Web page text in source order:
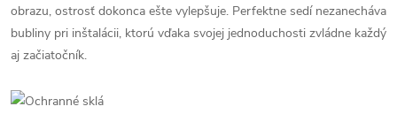
obrazu, ostrosť dokonca ešte vylepšuje. Perfektne sedí nezanecháva
bubliny pri inštalácii, ktorú vďaka svojej jednoduchosti zvládne každý
aj začiatočník.